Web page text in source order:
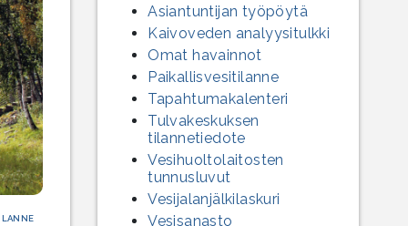
Asiantuntijan työpöytä
Kaivoveden analyysitulkki
Omat havainnot
Paikallisvesitilanne
Tapahtumakalenteri
Tulvakeskuksen
tilannetiedote
Vesihuolto­laitosten
tunnusluvut
Vesijalanjälki­laskuri
Vesisanasto